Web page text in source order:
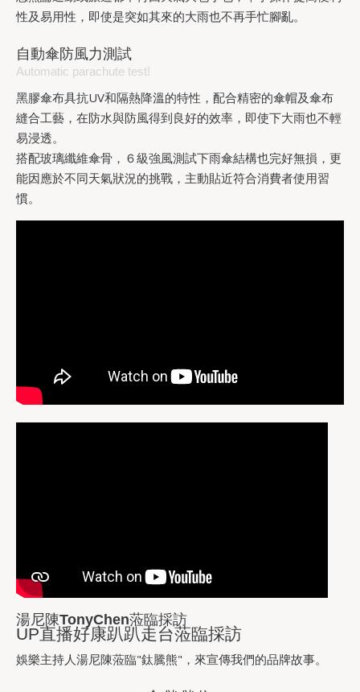
性及易用性，即使是突如其來的大雨也不再手忙腳亂。
自動傘防風力測試
Automatic parachute test!
黑膠傘布具抗UV和隔熱降溫的特性，配合精密的傘帽及傘布
縫合工藝，在防水與防風得到良好的效率，即使下大雨也不輕
易浸透。
搭配玻璃纖維傘骨，６級強風測試下雨傘結構也完好無損，更
能因應於不同天氣狀況的挑戰，主動貼近符合消費者使用習
慣。
湯尼陳TonyChen蒞臨採訪
UP直播好康趴趴走台蒞臨採訪
娛樂主持人湯尼陳蒞臨"鈦騰熊"，來宣傳我們的品牌故事。